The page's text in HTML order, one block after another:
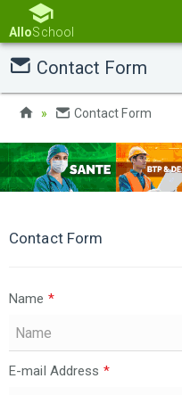
AlloSchool
Contact Form
Contact Form
Contact Form
Name *
E-mail Address *